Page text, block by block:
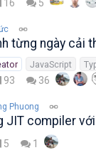
16 5
từng ngày cải
JavaScript
93 36
Phuong
JIT compiler với
5 1